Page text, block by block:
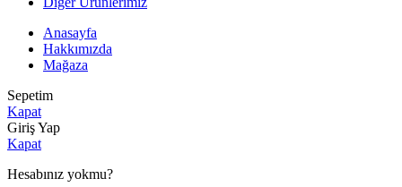
Anasayfa
Hakkımızda
Mağaza
Sepetim
Kapat
Giriş Yap
Kapat
Hesabınız yokmu?